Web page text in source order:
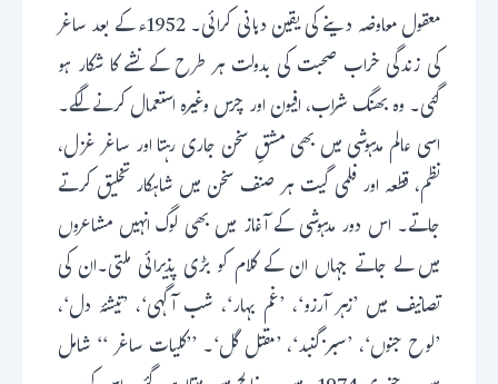
معقول معاوضہ دینے کی یقین دہانی کرائی۔ 1952ء کے بعد ساغر
کی زندگی خراب صحبت کی بدولت ہر طرح کے نشے کا شکار ہو
گئی۔ وہ بھنگ شراب، افیون اور چرس وغیرہ استعمال کرنے لگے۔
اسی عالم مدہوشی میں بھی مشقِ سخن جاری رہتا اور ساغر غزل،
نظم، قطعہ اور فلمی گیت ہر صنف سخن میں شاہکار تخلیق کرتے
جاتے۔ اس دور مدہوشی کے آغاز میں بھی لوگ انہیں مشاعروں
میں لے جاتے جہاں ان کے کلام کو بڑی پذیرائی ملتی۔ان کی
تصانیف میں ’زہر آرزو‘، ’غم بہار‘، شب آگہی‘، ’تیشۂ دل‘،
’لوح جنوں‘، ’سبز گنبد‘، ’مقتل گل‘۔ ’’کلیات ساغر ‘‘ شامل